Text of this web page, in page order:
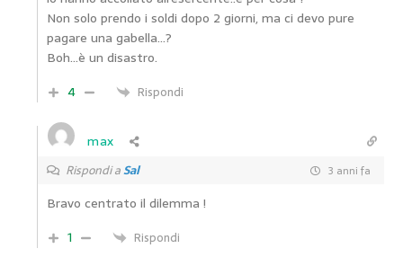
Non solo prendo i soldi dopo 2 giorni, ma ci devo pure
pagare una gabella…?
Boh…è un disastro.
4
Rispondi
max
Rispondi aSal 3 anni fa
Bravo centrato il dilemma !
1
Rispondi